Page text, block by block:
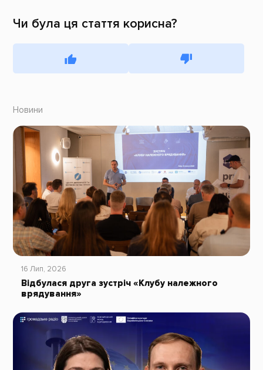
Чи була ця стаття корисна?
Новини
16 Лип, 2026
Відбулася друга зустріч «Клубу належного
врядування»